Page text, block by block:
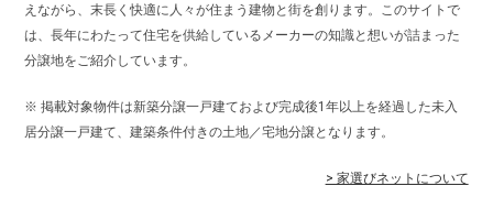
えながら、末長く快適に人々が住まう建物と街を創ります。このサイトで
は、長年にわたって住宅を供給しているメーカーの知識と想いが詰まった
分譲地をご紹介しています。
※ 掲載対象物件は新築分譲一戸建ておよび完成後1年以上を経過した未入
居分譲一戸建て、建築条件付きの土地／宅地分譲となります。
> 家選びネットについて